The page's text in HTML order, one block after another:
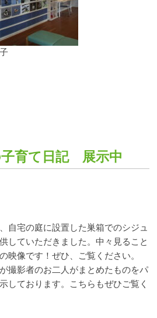
育て日記 展示中
自宅の庭に設置した巣箱でのシジュ
していただきました。中々見ること
映像です！ぜひ、ご覧ください。
撮影者のお二人がまとめたものをパ
しております。こちらもぜひご覧く